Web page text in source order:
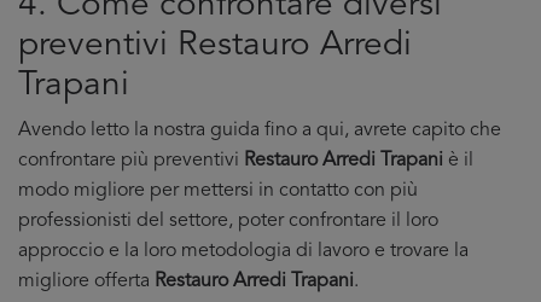
preventivi Restauro Arredi
Trapani
Avendo letto la nostra guida fino a qui, avrete capito che
confrontare più preventivi Restauro Arredi Trapani è il
modo migliore per mettersi in contatto con più
professionisti del settore, poter confrontare il loro
approccio e la loro metodologia di lavoro e trovare la
migliore offerta Restauro Arredi Trapani.